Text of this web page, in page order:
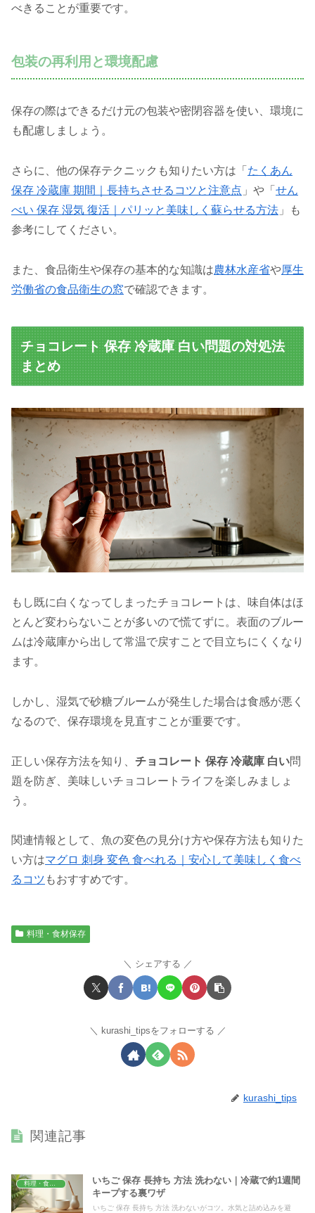
べきることが重要です。
包装の再利用と環境配慮
保存の際はできるだけ元の包装や密閉容器を使い、環境に
も配慮しましょう。
さらに、他の保存テクニックも知りたい方は「 たくあん
保存 冷蔵庫 期間｜長持ちさせるコツと注意点 」や「 せん
べい 保存 湿気 復活｜パリッと美味しく蘇らせる方法 」も
参考にしてください。
また、食品衛生や保存の基本的な知識は農林水産省や厚生
労働省の食品衛生の窓で確認できます。
チョコレート 保存 冷蔵庫 白い問題の対処法
まとめ
もし既に白くなってしまったチョコレートは、味自体はほ
とんど変わらないことが多いので慌てずに。表面のブルー
ムは冷蔵庫から出して常温で戻すことで目立ちにくくなり
ます。
しかし、湿気で砂糖ブルームが発生した場合は食感が悪く
なるので、保存環境を見直すことが重要です。
正しい保存方法を知り、 チョコレート 保存 冷蔵庫 白い問
題を防ぎ、美味しいチョコレートライフを楽しみましょ
う。
関連情報として、魚の変色の見分け方や保存方法も知りた
い方はマグロ 刺身 変色 食べれる｜安心して美味しく食べ
るコツ もおすすめです。
料理・食材保存
シェアする
kurashi_tipsをフォローする
kurashi_tips
関連記事
いちご 保存 長持ち 方法 洗わない｜冷蔵で約1週間
キープする裏ワザ
いちご 保存 長持ち 方法 洗わないがコツ。水気と詰め込みを避